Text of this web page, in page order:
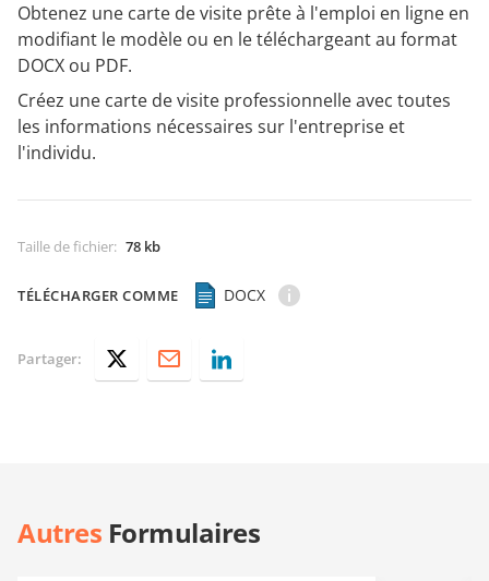
Obtenez une carte de visite prête à l'emploi en ligne en
modifiant le modèle ou en le téléchargeant au format
DOCX ou PDF.
Créez une carte de visite professionnelle avec toutes
les informations nécessaires sur l'entreprise et
l'individu.
Taille de fichier: 78 kb
TÉLÉCHARGER COMME DOCX
Partager:
Autres Formulaires